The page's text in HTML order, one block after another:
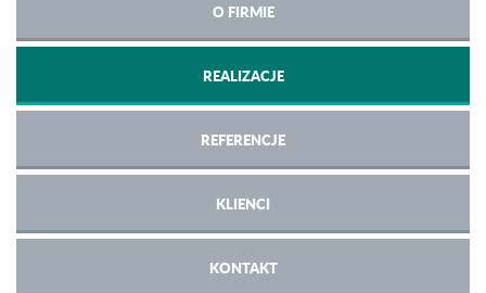
O FIRMIE
REALIZACJE
REFERENCJE
KLIENCI
KONTAKT